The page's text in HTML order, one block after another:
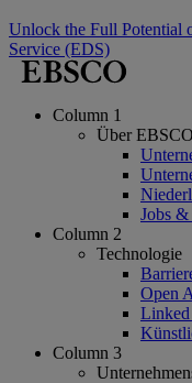
Unlock the Full Potential
Service (EDS)
Column 1
Über EBSCO
Jobs
Column 2
Technologie
Open
Linked
Column 3